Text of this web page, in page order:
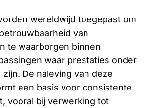
wereldwijd toegepast om
van
te waarborgen binnen
waar prestaties onder
De naleving van deze
een basis voor consistente
vooral bij verwerking tot